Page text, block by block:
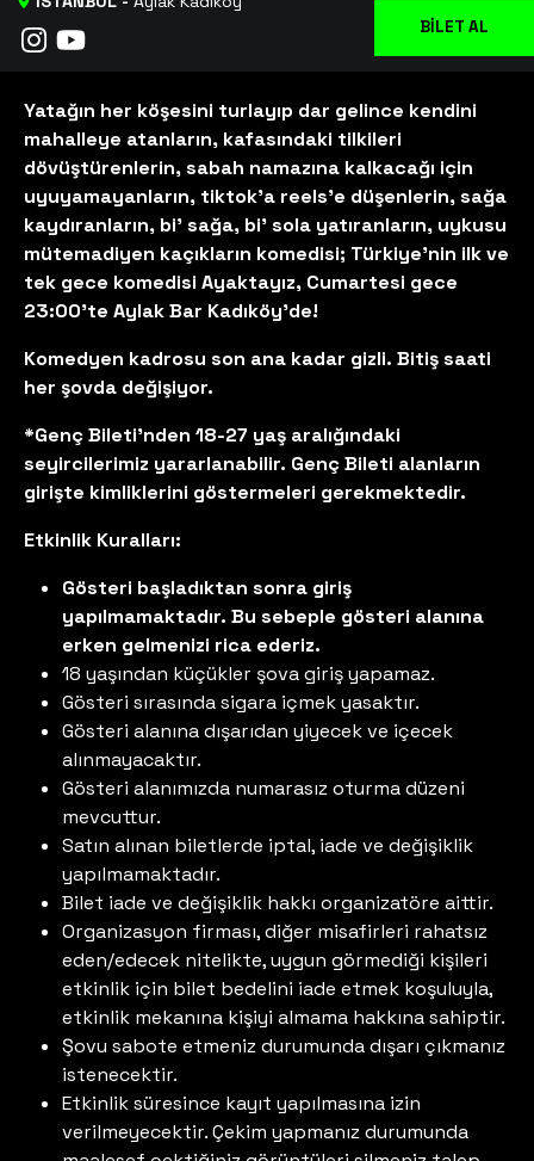
BİLET AL
Yatağın her köşesini turlayıp dar gelince kendini
mahalleye atanların, kafasındaki tilkileri
dövüştürenlerin, sabah namazına kalkacağı için
uyuyamayanların, tiktok’a reels’e düşenlerin, sağa
kaydıranların, bi’ sağa, bi’ sola yatıranların, uykusu
mütemadiyen kaçıkların komedisi; Türkiye’nin ilk ve
tek gece komedisi Ayaktayız, Cumartesi gece
23:00’te Aylak Bar Kadıköy’de!
Komedyen kadrosu son ana kadar gizli. Bitiş saati
her şovda değişiyor.
*Genç Bileti'nden 18-27 yaş aralığındaki
seyircilerimiz yararlanabilir. Genç Bileti alanların
girişte kimliklerini göstermeleri gerekmektedir.
Etkinlik Kuralları:
Gösteri başladıktan sonra giriş
yapılmamaktadır. Bu sebeple gösteri alanına
erken gelmenizi rica ederiz.
18 yaşından küçükler şova giriş yapamaz.
Gösteri sırasında sigara içmek yasaktır.
Gösteri alanına dışarıdan yiyecek ve içecek
alınmayacaktır.
Gösteri alanımızda numarasız oturma düzeni
mevcuttur.
Satın alınan biletlerde iptal, iade ve değişiklik
yapılmamaktadır.
Bilet iade ve değişiklik hakkı organizatöre aittir.
Organizasyon firması, diğer misafirleri rahatsız
eden/edecek nitelikte, uygun görmediği kişileri
etkinlik için bilet bedelini iade etmek koşuluyla,
etkinlik mekanına kişiyi almama hakkına sahiptir.
Şovu sabote etmeniz durumunda dışarı çıkmanız
istenecektir.
Etkinlik süresince kayıt yapılmasına izin
verilmeyecektir. Çekim yapmanız durumunda